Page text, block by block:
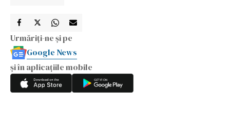
Urmăriți-ne și pe
Google News
și în aplicațiile mobile